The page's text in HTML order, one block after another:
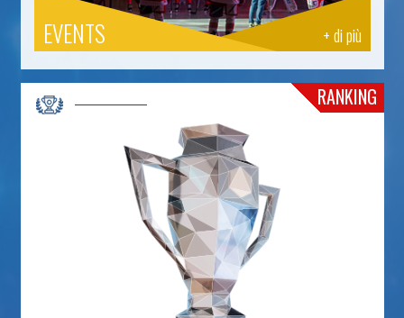
+ di più
EVENTS
RANKING